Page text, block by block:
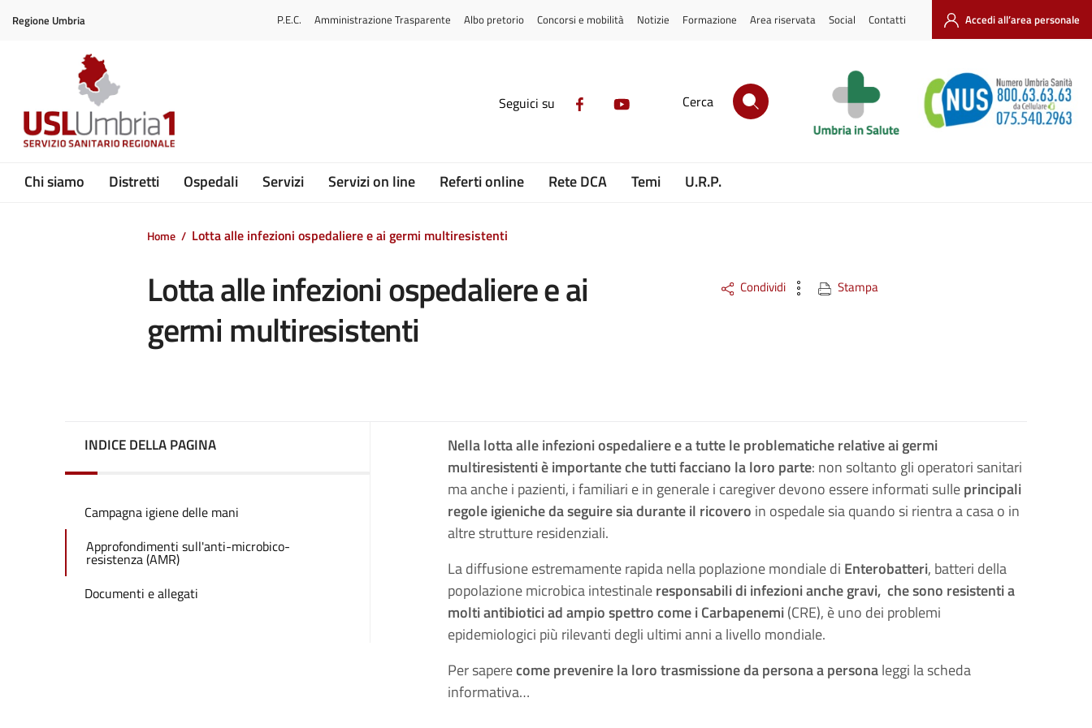
Vai al menu di navigazione
Vai al footer
Regione Umbria P.E.C. Amministrazione Trasparente Albo pretorio Concorsi e mobilità Notizie Formazione Area riservata Social Contatti Accedi all’area personale
Seguici su Cerca
Submenu
Chi siamo Distretti Ospedali Servizi Servizi on line Referti online Rete DCA Temi U.R.P.
Home / Lotta alle infezioni ospedaliere e ai germi multiresistenti
Lotta alle infezioni ospedaliere e ai
germi multiresistenti
Condividi Stampa
INDICE DELLA PAGINA
Campagna igiene delle mani
Approfondimenti sull'anti-microbico-
resistenza (AMR)
Documenti e allegati
Nellalotta alle infezioni ospedaliere e a tutte le problematiche relative ai germi
multiresistentiè importante che tutti facciano la loro parte: non soltanto gli operatori sanitari
ma anche i pazienti, i familiari e in generale i caregiver devono essere informati sulleprincipali
regole igieniche da seguire sia durante il ricovero in ospedale sia quando si rientra a casa o in
altre strutture residenziali.
La diffusione estremamente rapida nella poplazione mondiale di Enterobatteri, batteri della
popolazione microbica intestinaleresponsabili di infezioni anche gravi, che sono resistenti a
molti antibiotici ad ampio spettro come i Carbapenemi(CRE), è uno dei problemi
epidemiologici più rilevanti degli ultimi anni a livello mondiale.
Per saperecome prevenire la loro trasmissione da persona a personaleggi la scheda
informativa…